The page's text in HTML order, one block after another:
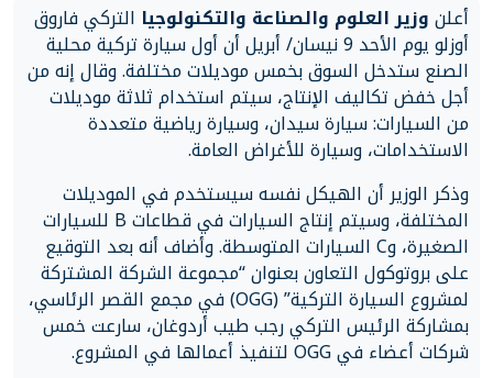
أعلنوزير العلوم والصناعة والتكنولوجيا التركي فاروق
أوزلو يوم الأحد 9 نيسان/ أبريل أن أول سيارة تركية محلية
الصنع ستدخل السوق بخمس موديلات مختلفة. وقال إنه من
أجل خفض تكاليف اﻹنتاج، سيتم استخدام ثلاثة موديلات
من السيارات: سيارة سيدان، وسيارة رياضية متعددة
الاستخدامات، وسيارة للأغراض العامة.
وذكر الوزير أن الهيكل نفسه سيستخدم في الموديلات
المختلفة، وسيتم إنتاج السيارات في قطاعات B للسيارات
الصغيرة، وC السيارات المتوسطة. وأضاف أنه بعد التوقيع
على بروتوكول التعاون بعنوان “مجموعة الشركة المشتركة
لمشروع السيارة التركية” (OGG) في مجمع القصر الرئاسي،
بمشاركة الرئيس التركي رجب طيب أردوغان، سارعت خمس
شركات أعضاء في OGG لتنفيذ أعمالها في المشروع.